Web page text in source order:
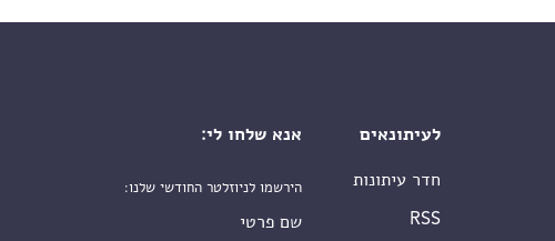
לעיתונאים
חדר עיתונות
RSS
אנא שלחו לי:
הירשמו לניוזלטר החודשי שלנו: